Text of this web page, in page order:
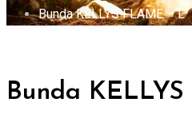
Bunda KELLYS FLAME – L
Bunda